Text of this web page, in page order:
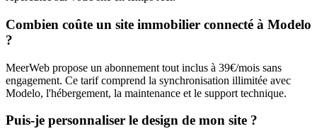
Combien coûte un site immobilier connecté à Modelo
?
MeerWeb propose un abonnement tout inclus à 39€/mois sans
engagement. Ce tarif comprend la synchronisation illimitée avec
Modelo, l'hébergement, la maintenance et le support technique.
Puis-je personnaliser le design de mon site ?